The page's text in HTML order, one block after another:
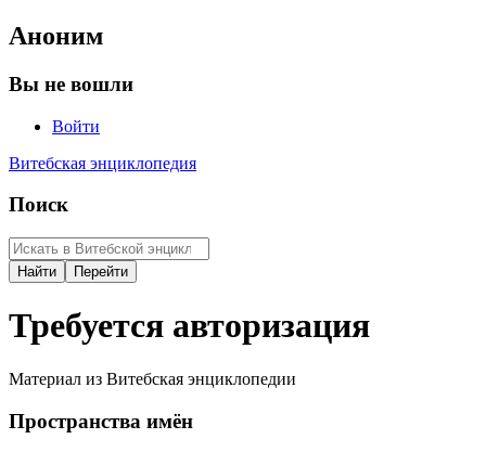
Аноним
Вы не вошли
Войти
Витебская энциклопедия
Поиск
Требуется авторизация
Материал из Витебская энциклопедии
Пространства имён